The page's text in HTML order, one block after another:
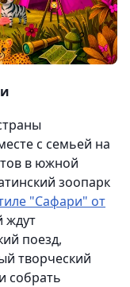
с семьей на
в южной
зоопарк
"Сафари" от
ждут
поезд,
творческий
собрать